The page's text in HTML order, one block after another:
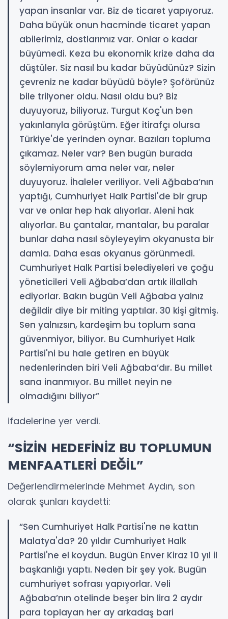
yapan insanlar var. Biz de ticaret yapıyoruz.
Daha büyük onun hacminde ticaret yapan
abilerimiz, dostlarımız var. Onlar o kadar
büyümedi. Keza bu ekonomik krize daha da
düştüler. Siz nasıl bu kadar büyüdünüz? Sizin
çevreniz ne kadar büyüdü böyle? Şoförünüz
bile trilyoner oldu. Nasıl oldu bu? Biz
duyuyoruz, biliyoruz. Turgut Koç'un ben
yakınlarıyla görüştüm. Eğer itirafçı olursa
Türkiye'de yerinden oynar. Bazıları topluma
çıkamaz. Neler var? Ben bugün burada
söylemiyorum ama neler var, neler
duyuyoruz. İhaleler veriliyor. Veli Ağbaba’nın
yaptığı, Cumhuriyet Halk Partisi'de bir grup
var ve onlar hep hak alıyorlar. Aleni hak
alıyorlar. Bu çantalar, mantalar, bu paralar
bunlar daha nasıl söyleyeyim okyanusta bir
damla. Daha esas okyanus görünmedi.
Cumhuriyet Halk Partisi belediyeleri ve çoğu
yöneticileri Veli Ağbaba’dan artık illallah
ediyorlar. Bakın bugün Veli Ağbaba yalnız
değildir diye bir miting yaptılar. 30 kişi gitmiş.
Sen yalnızsın, kardeşim bu toplum sana
güvenmiyor, biliyor. Bu Cumhuriyet Halk
Partisi'ni bu hale getiren en büyük
nedenlerinden biri Veli Ağbaba’dır. Bu millet
sana inanmıyor. Bu millet neyin ne
olmadığını biliyor”
ifadelerine yer verdi.
“SİZİN HEDEFİNİZ BU TOPLUMUN
MENFAATLERİ DEĞİL”
Değerlendirmelerinde Mehmet Aydın, son
olarak şunları kaydetti:
“Sen Cumhuriyet Halk Partisi'ne ne kattın
Malatya'da? 20 yıldır Cumhuriyet Halk
Partisi'ne el koydun. Bugün Enver Kiraz 10 yıl il
başkanlığı yaptı. Neden bir şey yok. Bugün
cumhuriyet sofrası yapıyorlar. Veli
Ağbaba’nın otelinde beşer bin lira 2 aydır
para toplayan her ay arkadaş bari